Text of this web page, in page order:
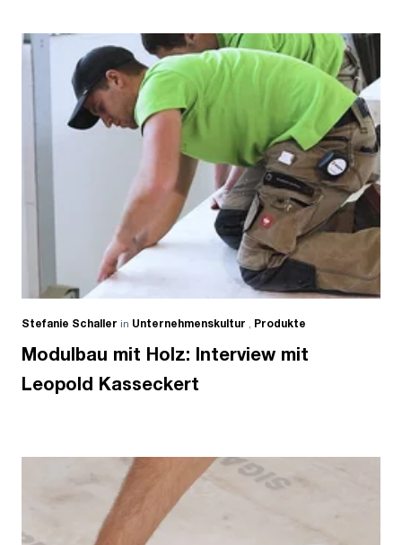
Stefanie Schaller in Unternehmenskultur , Produkte
Modulbau mit Holz: Interview mit
Leopold Kasseckert